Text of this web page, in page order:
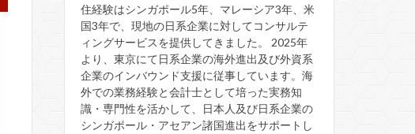
住経験はシンガポール5年、マレーシア3年、米
国3年で、現地の日系企業に対してコンサルテ
ィングサービスを提供してきました。 2025年
より、東京にて日系企業の海外進出及び外資系
企業のインバウンド支援に従事しています。海
外での業務経験と会計士として培った実務知
識・専門性を活かして、日本人及び日系企業の
シンガポール・アセアン諸国進出をサポートし